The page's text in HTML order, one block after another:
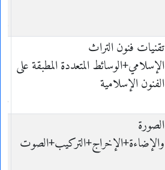
تقنيات فنون التراث
الإسلامي+الوسائط المتعددة المطبقة على
الفنون الإسلامية
الصورة
والإضاءة+الإخراج+التركيب+الصوت